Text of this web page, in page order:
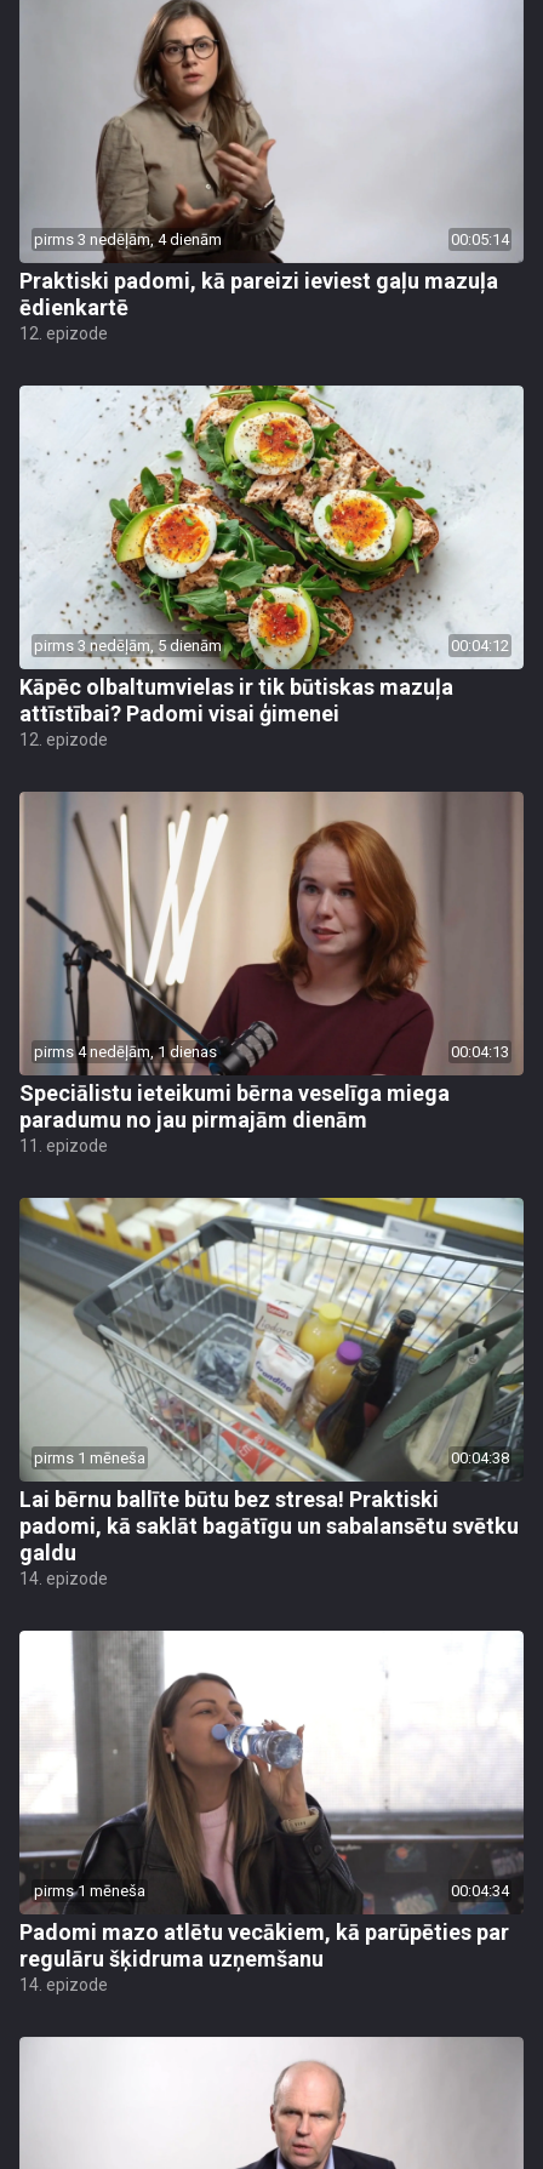
pirms 3 nedēļām, 4 dienām 00:05:14
Praktiski padomi, kā pareizi ieviest gaļu mazuļa
ēdienkartē
12. epizode
pirms 3 nedēļām, 5 dienām 00:04:12
Kāpēc olbaltumvielas ir tik būtiskas mazuļa
attīstībai? Padomi visai ģimenei
12. epizode
pirms 4 nedēļām, 1 dienas 00:04:13
Speciālistu ieteikumi bērna veselīga miega
paradumu no jau pirmajām dienām
11. epizode
pirms 1 mēneša 00:04:38
Lai bērnu ballīte būtu bez stresa! Praktiski
padomi, kā saklāt bagātīgu un sabalansētu svētku
galdu
14. epizode
pirms 1 mēneša 00:04:34
Padomi mazo atlētu vecākiem, kā parūpēties par
regulāru šķidruma uzņemšanu
14. epizode